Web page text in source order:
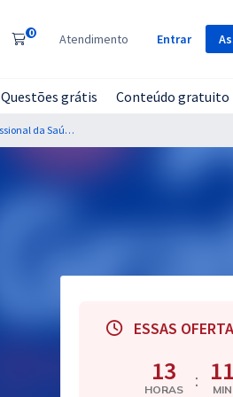
0 Atendimento Entrar
Questões grátis Conteúdo gratuito
Residência USP - Residência em Área Profissional da Saúde - Biomedicina (Pós-Edital 2027)
ESSAS
13
HORAS : 11
MIN